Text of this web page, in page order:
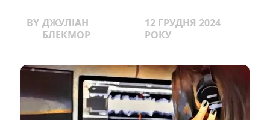
BY ДЖУЛІАН
БЛЕКМОР
12 ГРУДНЯ 2024
РОКУ